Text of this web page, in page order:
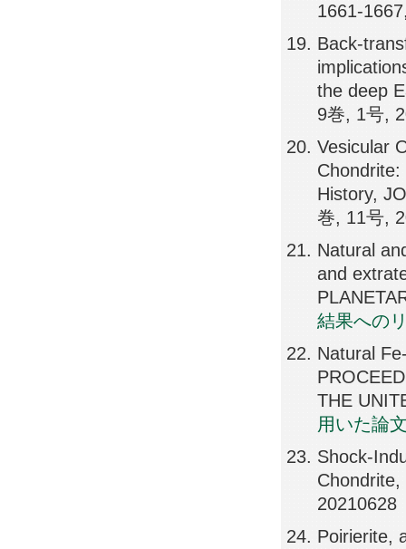
1661-
Back-
the deep
9巻, 1号,
Vesicular
History,
巻, 11号,
Natural
and
結果への
Natural
THE
用いた論
Shock-
20210628
Poirierite,